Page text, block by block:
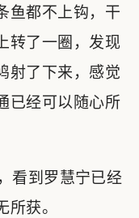
鱼都不上钩，干
转了一圈，发现
射了下来，感觉
已经可以随心所
看到罗慧宁已经
获。